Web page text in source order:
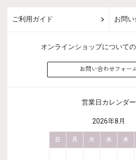
ご利用ガイド お問
オンラインショップについて
お問い合わせフォー
営業日カレンダー
2026年8月
日 月 火 水 木